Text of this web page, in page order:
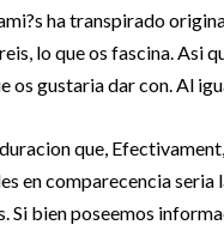
ha transpirado
lo que os fascina. Asi
os gustaria dar con. Al
que,
en comparecencia
Si bien poseemos